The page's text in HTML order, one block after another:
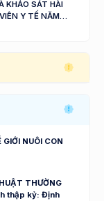
KHẢO SÁT HÀI
Y TẾ NĂM
NUÔI CON
THƯỜNG
thập kỷ: Định